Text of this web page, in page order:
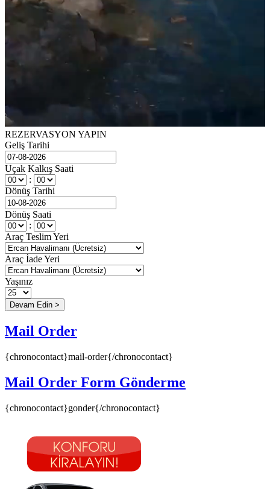
REZERVASYON YAPIN
Geliş Tarihi
Uçak Kalkış Saati
:
Dönüş Tarihi
Dönüş Saati
:
Araç Teslim Yeri
Araç İade Yeri
Yaşınız
Mail Order
{chronocontact}mail-order{/chronocontact}
Mail Order Form Gönderme
{chronocontact}gonder{/chronocontact}